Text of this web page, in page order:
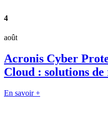
4
août
Acronis Cyber
Cloud : solutions
En savoir +